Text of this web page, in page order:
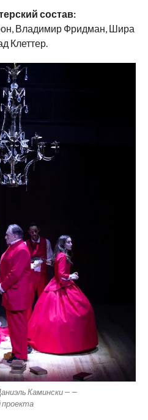
состав:
Владимир Фридман, Шира
Клеттер.
Камински — —
проекта